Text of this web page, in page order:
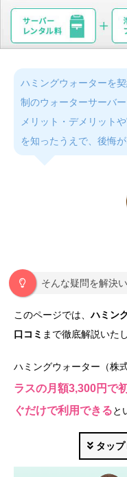
ハミングウォーターを
制のウォーターサーバ
メリット・デメリット
を知ったうえで、後悔
そんな疑問を解決
このページでは、ハミン
口コミ まで徹底解説いた
ハミングウォーター（株
ラスの月額3,300円で
ぐだけで利用できると
タッ
ハミン